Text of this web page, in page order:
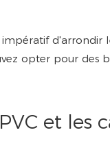
d'arrondir
opter pour des
et les